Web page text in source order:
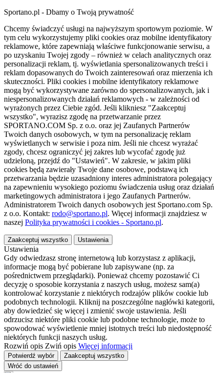
Sportano.pl - Dbamy o Twoją prywatność
Chcemy świadczyć usługi na najwyższym sportowym poziomie. W
tym celu wykorzystujemy pliki cookies oraz mobilne identyfikatory
reklamowe, które zapewniają właściwe funkcjonowanie serwisu, a
po uzyskaniu Twojej zgody – również w celach analitycznych oraz
personalizacji reklam, tj. wyświetlania spersonalizowanych treści i
reklam dopasowanych do Twoich zainteresowań oraz mierzenia ich
skuteczności. Pliki cookies i mobilne identyfikatory reklamowe
mogą być wykorzystywane zarówno do spersonalizowanych, jak i
niespersonalizowanych działań reklamowych - w zależności od
wyrażonych przez Ciebie zgód. Jeśli klikniesz "Zaakceptuj
wszystko", wyrazisz zgodę na przetwarzanie przez
SPORTANO.COM Sp. z o.o. oraz jej Zaufanych Partnerów
Twoich danych osobowych, w tym na personalizację reklam
wyświetlanych w serwisie i poza nim. Jeśli nie chcesz wyrażać
zgody, chcesz ograniczyć jej zakres lub wycofać zgodę już
udzieloną, przejdź do "Ustawień". W zakresie, w jakim pliki
cookies będą zawierały Twoje dane osobowe, podstawą ich
przetwarzania będzie uzasadniony interes administratora polegający
na zapewnieniu wysokiego poziomu świadczenia usług oraz działań
marketingowych administratora i jego Zaufanych Partnerów.
Administratorem Twoich danych osobowych jest Sportano.com Sp.
z o.o. Kontakt: rodo@sportano.pl. Więcej informacji znajdziesz w
naszej Polityka prywatności i cookies - Sportano.pl.
Zaakceptuj wszystko Ustawienia
Ustawienia
Gdy odwiedzasz stronę internetową lub korzystasz z aplikacji,
informacje mogą być pobierane lub zapisywane (np. za
pośrednictwem przeglądarki). Ponieważ chcemy pozostawić Ci
decyzję o sposobie korzystania z naszych usług, możesz sam(a)
kontrolować korzystanie z niektórych rodzajów plików cookie lub
podobnych technologii. Kliknij na poszczególne nagłówki kategorii,
aby dowiedzieć się więcej i zmienić swoje ustawienia. Jeśli
odrzucisz niektóre pliki cookie lub podobne technologie, może to
spowodować wyświetlenie mniej istotnych treści lub niedostępność
niektórych funkcji naszych usług.
Rozwiń opis Zwiń opis Więcej informacji
Potwierdź wybór
Zaakceptuj wszystko
Wróć do ustawień